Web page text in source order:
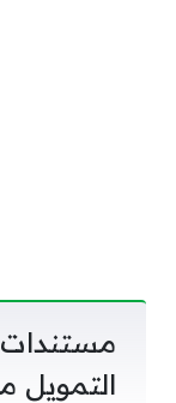
التمويل